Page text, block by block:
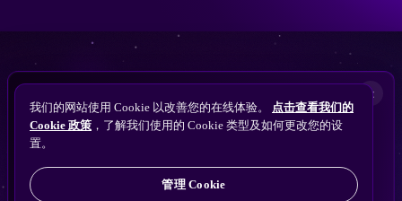
版权所有 © 2010 ~ 2026 隽永东方/EastDigi--专注企业海外业务增长
备案号：苏ICP备14005285号-11
我们的网站使用 Cookie 以改善您的在线体验。 点击查看我们的
Cookie 政策 ，了解我们使用的 Cookie 类型及如何更改您的设
置。
管理 Cookie
×
Perplexity
Gemini
ChatGPT
搜索找到您的独立站？
免费获取隽永东方 SEO / AEO / GEO 独立站可见